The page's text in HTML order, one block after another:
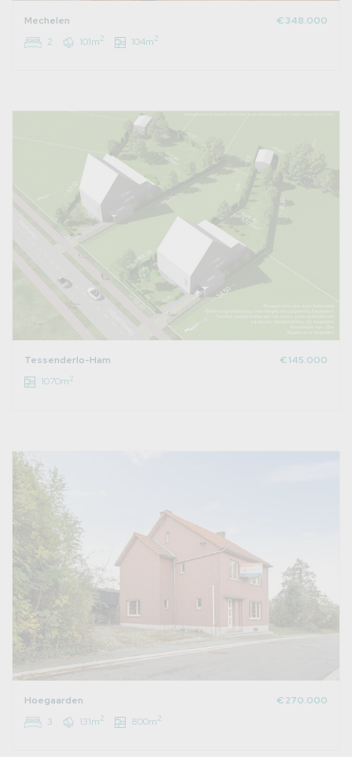
Mechelen
€ 348.000
2
101m2 104m2
Tessenderlo-Ham
€ 145.000
1070m2
Hoegaarden
€ 270.000
3
131m2 800m2